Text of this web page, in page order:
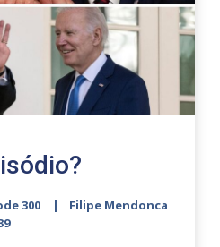
300
Filipe Mendonca